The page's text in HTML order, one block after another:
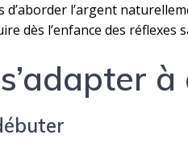
l’argent
dès l’enfance des réflexes